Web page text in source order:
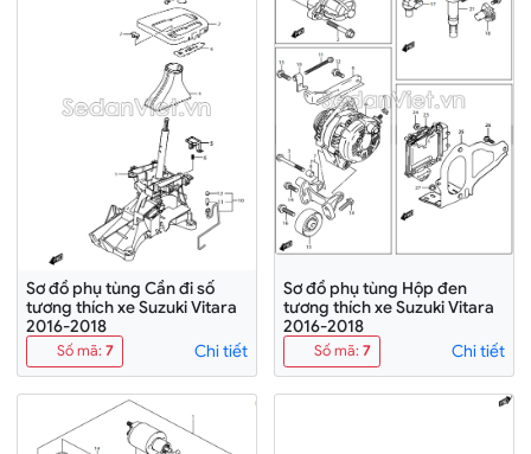
Sơ đồ phụ tùng Cần đi số
tương thích xe Suzuki Vitara
2016-2018
Số mã:7 Chi tiết
Sơ đồ phụ tùng Hộp đen
tương thích xe Suzuki Vitara
2016-2018
Số mã:7 Chi tiết